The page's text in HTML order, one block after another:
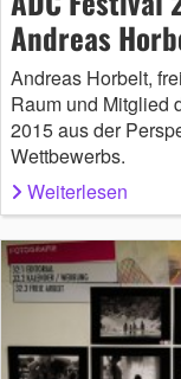
Andreas
Andreas Horbelt,
Raum und Mitglied
2015 aus der
Wettbewerbs.
Weiterlesen